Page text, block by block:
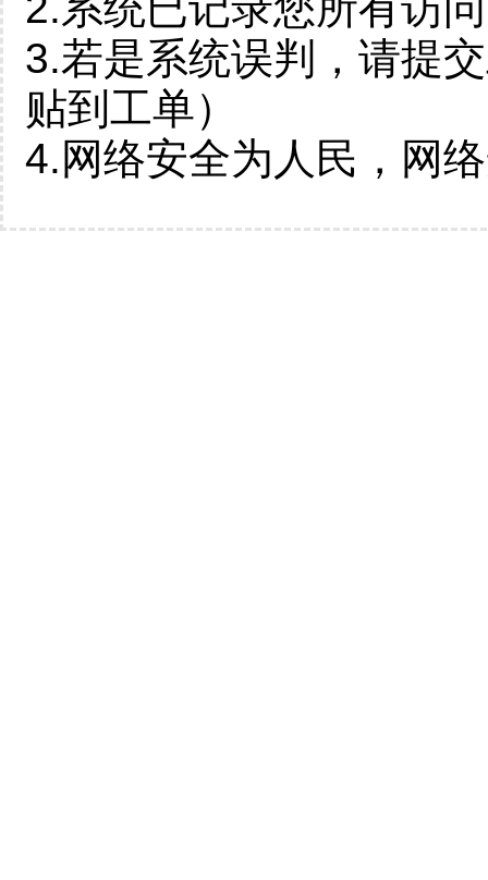
3.若是系统误判，请提
贴到工单）
4.网络安全为人民，网